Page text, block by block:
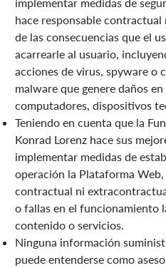
hace responsable
de las consecuencias que el
acarrearle al usuario,
acciones de virus, spyware o
malware que genere daños en
computadores, dispositivos
Teniendo en cuenta que la
Konrad Lorenz hace sus
implementar medidas de
operación la Plataforma
contractual ni
o fallas en el funcionamiento
contenido o servicios.
Ninguna información
puede entenderse como